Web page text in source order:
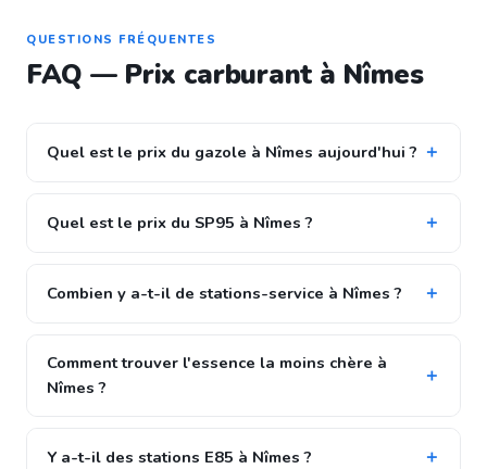
QUESTIONS FRÉQUENTES
FAQ — Prix carburant à Nîmes
Quel est le prix du gazole à Nîmes aujourd'hui ?
Quel est le prix du SP95 à Nîmes ?
Combien y a-t-il de stations-service à Nîmes ?
Comment trouver l'essence la moins chère à
Nîmes ?
Y a-t-il des stations E85 à Nîmes ?